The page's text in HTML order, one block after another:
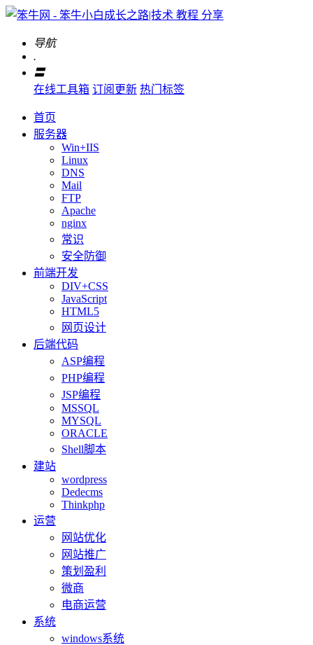
导航
.
〓
在线工具箱 订阅更新 热门标签
首页
服务器
Win+IIS
Linux
DNS
Mail
FTP
Apache
nginx
常识
安全防御
前端开发
DIV+CSS
JavaScript
HTML5
网页设计
后端代码
ASP编程
PHP编程
JSP编程
MSSQL
MYSQL
ORACLE
Shell脚本
建站
wordpress
Dedecms
Thinkphp
运营
网站优化
网站推广
策划盈利
微商
电商运营
系统
windows系统